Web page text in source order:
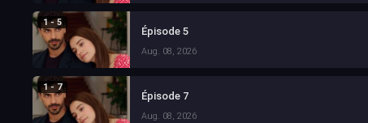
1 - 5
Épisode 5
Aug. 08, 2026
1 - 7
Épisode 7
Aug. 08, 2026